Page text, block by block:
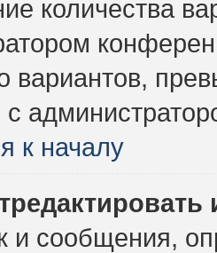
количества
вариантов,
с
к началу
и сообщения,